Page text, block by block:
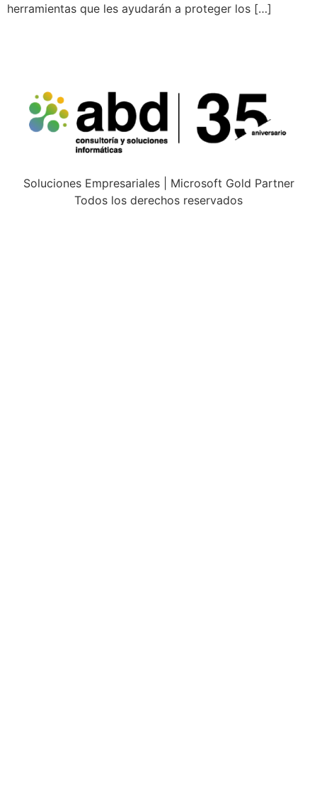
herramientas que les ayudarán a proteger los […]
Soluciones Empresariales | Microsoft Gold Partner
Todos los derechos reservados